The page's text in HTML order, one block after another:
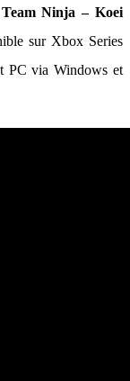
Ninja – Koei
sur Xbox Series
PC via Windows et